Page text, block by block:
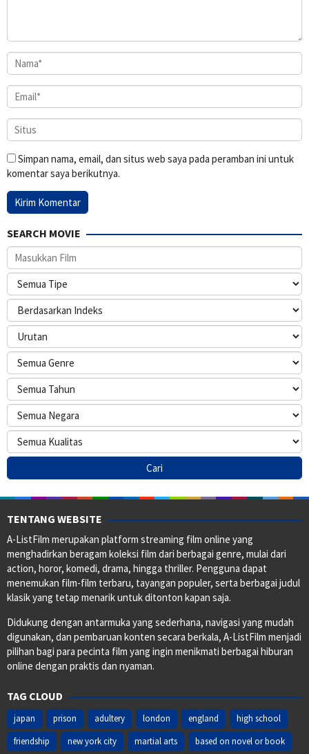
Simpan nama, email, dan situs web saya pada peramban ini untuk
komentar saya berikutnya.
SEARCH MOVIE
TENTANG WEBSITE
A-ListFilm merupakan platform streaming film online yang
menghadirkan beragam koleksi film dari berbagai genre, mulai dari
action, horor, komedi, drama, hingga thriller. Pengguna dapat
menemukan film-film terbaru, tayangan populer, serta berbagai judul
klasik yang tetap menarik untuk ditonton kapan saja.
Didukung dengan antarmuka yang sederhana, navigasi yang mudah
digunakan, dan pembaruan konten secara berkala, A-ListFilm menjadi
pilihan bagi para pecinta film yang ingin menikmati berbagai hiburan
online dengan praktis dan nyaman.
TAG CLOUD
japan prison adultery london england
high school
friendship
new york city martial arts based on novel or book